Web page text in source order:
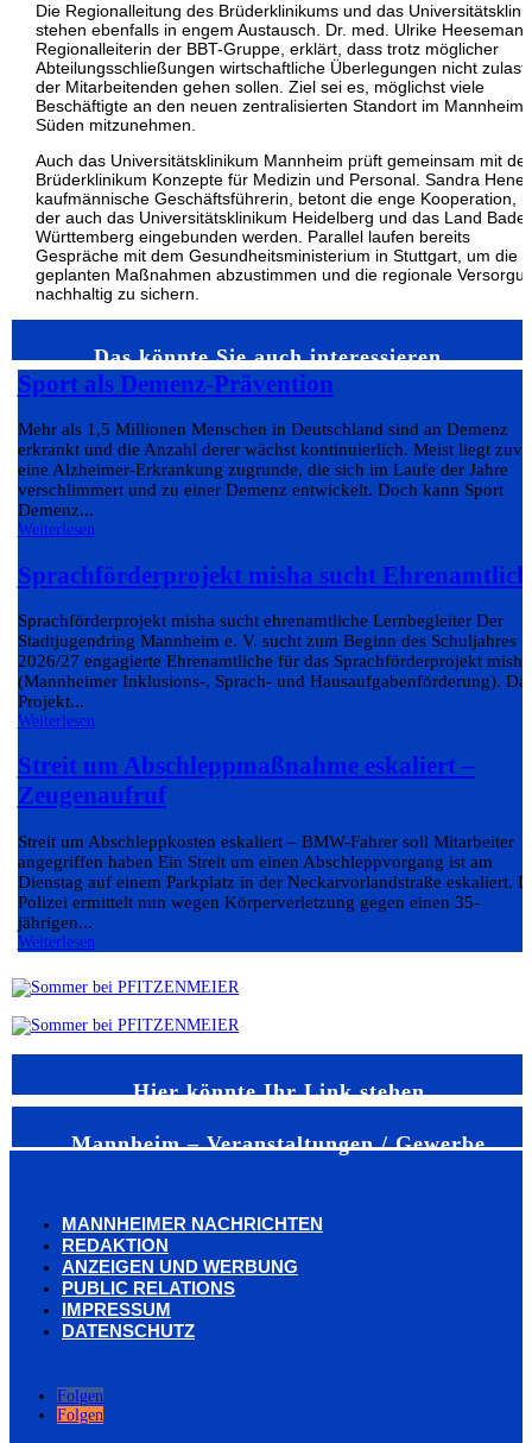
Die Regionalleitung des Brüderklinikums und das
stehen ebenfalls in engem Austausch. Dr. med. Ulrike
Regionalleiterin der BBT-Gruppe, erklärt, dass trotz möglicher
Abteilungsschließungen wirtschaftliche Überlegungen nicht
der Mitarbeitenden gehen sollen. Ziel sei es, möglichst viele
Beschäftigte an den neuen zentralisierten Standort im
Süden mitzunehmen.
Auch das Universitätsklinikum Mannheim prüft gemeinsam mit
Brüderklinikum Konzepte für Medizin und Personal. Sandra
kaufmännische Geschäftsführerin, betont die enge Kooperation,
der auch das Universitätsklinikum Heidelberg und das Land
Württemberg eingebunden werden. Parallel laufen bereits
Gespräche mit dem Gesundheitsministerium in Stuttgart, um die
geplanten Maßnahmen abzustimmen und die regionale
nachhaltig zu sichern.
Das könnte Sie auch interessieren…
Sport als Demenz-Prävention
Mehr als 1,5 Millionen Menschen in Deutschland sind an Demenz
erkrankt und die Anzahl derer wächst kontinuierlich. Meist liegt
eine Alzheimer-Erkrankung zugrunde, die sich im Laufe der Jahre
verschlimmert und zu einer Demenz entwickelt. Doch kann Sport
Demenz...
Weiterlesen
Sprachförderprojekt misha sucht
Sprachförderprojekt misha sucht ehrenamtliche Lernbegleiter Der
Stadtjugendring Mannheim e. V. sucht zum Beginn des Schuljahres
2026/27 engagierte Ehrenamtliche für das Sprachförderprojekt misha
(Mannheimer Inklusions-, Sprach- und Hausaufgabenförderung).
Projekt...
Weiterlesen
Streit um Abschleppmaßnahme eskaliert –
Zeugenaufruf
Streit um Abschleppkosten eskaliert – BMW-Fahrer soll Mitarbeiter
angegriffen haben Ein Streit um einen Abschleppvorgang ist am
Dienstag auf einem Parkplatz in der Neckarvorlandstraße eskaliert.
Polizei ermittelt nun wegen Körperverletzung gegen einen 35-
jährigen...
Weiterlesen
Hier könnte Ihr Link stehen
Mannheim – Veranstaltungen / Gewerbe
MANNHEIMER NACHRICHTEN
REDAKTION
ANZEIGEN UND WERBUNG
PUBLIC RELATIONS
IMPRESSUM
DATENSCHUTZ
Folgen
Folgen